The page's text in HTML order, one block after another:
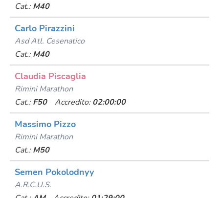
Cat.: M40
Carlo Pirazzini
Asd Atl. Cesenatico
Cat.: M40
Claudia Piscaglia
Rimini Marathon
Cat.: F50 Accredito: 02:00:00
Massimo Pizzo
Rimini Marathon
Cat.: M50
Semen Pokolodnyy
A.r.c.u.s.